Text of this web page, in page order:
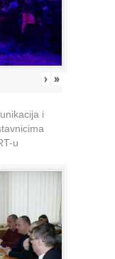
› »
i
u